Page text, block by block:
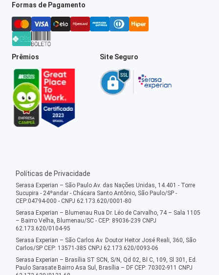
Formas de Pagamento
Prêmios Site Seguro
Políticas de Privacidade
Serasa Experian – São Paulo Av. das Nações Unidas, 14.401 - Torre
Sucupira - 24ºandar - Chácara Santo Antônio, São Paulo/SP -
CEP:04794-000 - CNPJ 62.173.620/0001-80
Serasa Experian – Blumenau Rua Dr. Léo de Carvalho, 74 – Sala 1105
– Bairro Velha, Blumenau/SC - CEP: 89036-239 CNPJ
62.173.620/0104-95
Serasa Experian – São Carlos Av. Doutor Heitor José Reali, 360, São
Carlos/SP CEP: 13571-385 CNPJ 62.173.620/0093-06
Serasa Experian – Brasília ST SCN, S/N, Qd 02, Bl C, 109, Sl 301, Ed.
Paulo Sarasate Bairro Asa Sul, Brasília – DF CEP: 70302-911 CNPJ